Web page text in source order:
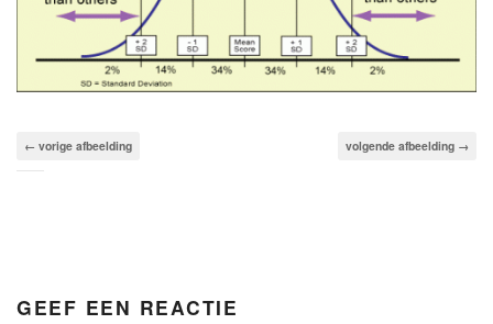
volgende afbeelding →
← vorige afbeelding
GEEF EEN REACTIE